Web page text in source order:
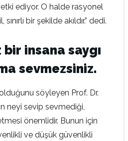
ediyor. O halde rasyonel
bir şekilde akıldır.” dedi.
insana saygı
sevmezsiniz.
söyleyen Prof. Dr.
neyi sevip sevmediği,
önemlidir. Bunun için
ve düşük güvenlikli